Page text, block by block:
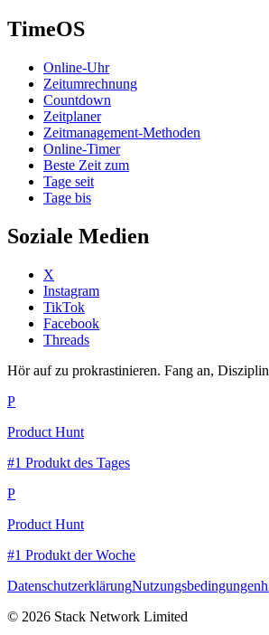
TimeOS
Online-Uhr
Zeitumrechnung
Countdown
Zeitplaner
Zeitmanagement-Methoden
Online-Timer
Beste Zeit zum
Tage seit
Tage bis
Soziale Medien
X
Instagram
TikTok
Facebook
Threads
Hör auf zu prokrastinieren. Fang an,
P
Product Hunt
#1 Produkt des Tages
P
Product Hunt
#1 Produkt der Woche
DatenschutzerklärungNutzungsbedingungen
© 2026 Stack Network Limited